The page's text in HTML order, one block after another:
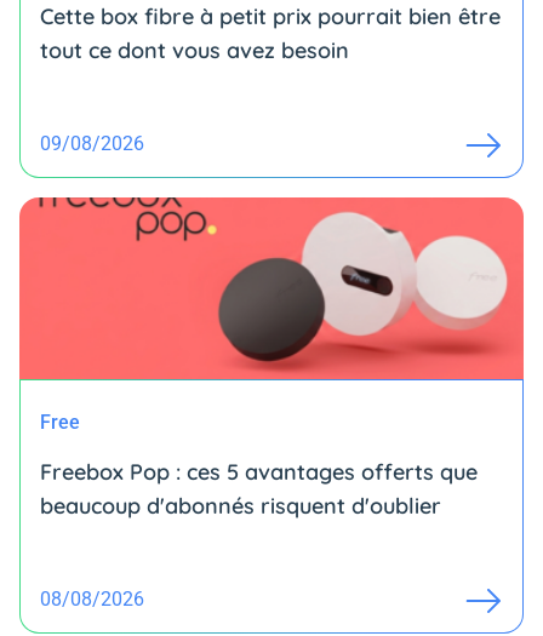
Cette box fibre à petit prix pourrait bien être
tout ce dont vous avez besoin
09/08/2026
Free
Freebox Pop : ces 5 avantages offerts que
beaucoup d'abonnés risquent d'oublier
08/08/2026